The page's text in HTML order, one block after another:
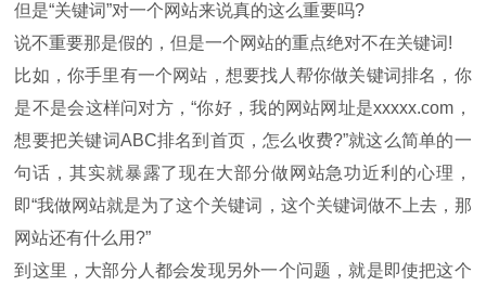
但是“关键词”对一个网站来说真的这么重要吗?
说不重要那是假的，但是一个网站的重点绝对不在关键词!
比如，你手里有一个网站，想要找人帮你做关键词排名，你
是不是会这样问对方，“你好，我的网站网址是xxxxx.com，
想要把关键词ABC排名到首页，怎么收费?”就这么简单的一
句话，其实就暴露了现在大部分做网站急功近利的心理，
即“我做网站就是为了这个关键词，这个关键词做不上去，那
网站还有什么用?”
到这里，大部分人都会发现另外一个问题，就是即使把这个